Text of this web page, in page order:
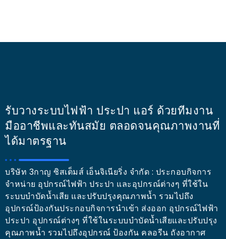
รับวางระบบไฟฟ้า ประปา แอร์ ด้วยทีมงาน
มืออาชีพและทันสมัย ตลอดจนคุณภาพงานที่
ได้มาตรฐาน
บริษัท 3กาญ ซิสเต็มส์ เอ็นจิเนียริ่ง จำกัด : ประกอบกิจการ
จำหน่าย อุปกรณ์ไฟฟ้า ประปา และอุปกรณ์ต่างๆ ที่ใช้ใน
ระบบบำบัดน้ำเสีย และปรับปรุงคุณภาพน้ำ รวมไปถึง
อุปกรณ์ป้องกันประกอบกิจการนำเข้า ส่งออก อุปกรณ์ไฟฟ้า
ประปา อุปกรณ์ต่างๆ ที่ใช้ในระบบบำบัดน้ำเสียและปรับปรุง
คุณภาพน้ำ รวมไปถึงอุปกรณ์ ป้องกัน คลอรีน ถังอากาศ